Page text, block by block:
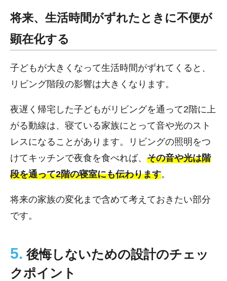
将来、生活時間がずれたときに不便が
顕在化する
子どもが大きくなって生活時間がずれてくると、
リビング階段の影響は大きくなります。
夜遅く帰宅した子どもがリビングを通って2階に上
がる動線は、寝ている家族にとって音や光のスト
レスになることがあります。リビングの照明をつ
けてキッチンで夜食を食べれば、 その音や光は階
段を通って2階の寝室にも伝わります。
将来の家族の変化まで含めて考えておきたい部分
です。
5. 後悔しないための設計のチェッ
クポイント